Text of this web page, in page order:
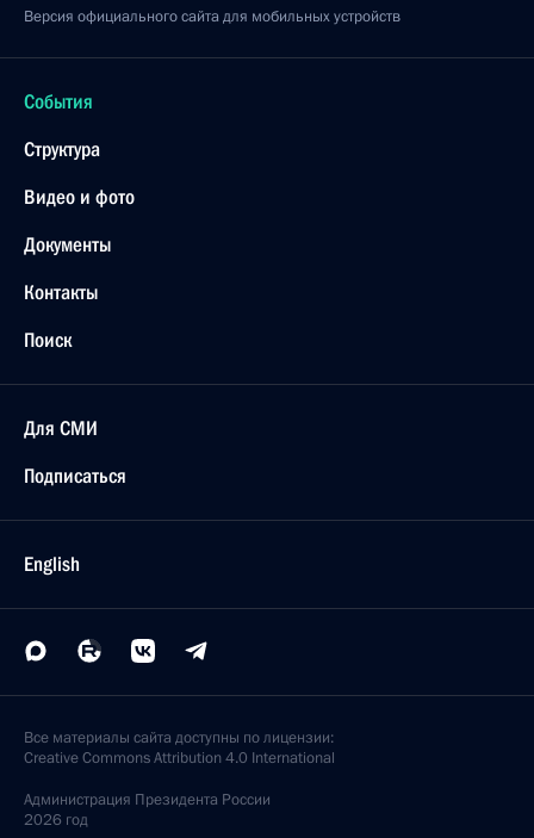
Версия официального сайта для мобильных устройств
События
Структура
Видео и фото
Документы
Контакты
Поиск
Для СМИ
Подписаться
English
Все материалы сайта доступны по лицензии:
Creative Commons Attribution 4.0 International
Администрация Президента России
2026 год